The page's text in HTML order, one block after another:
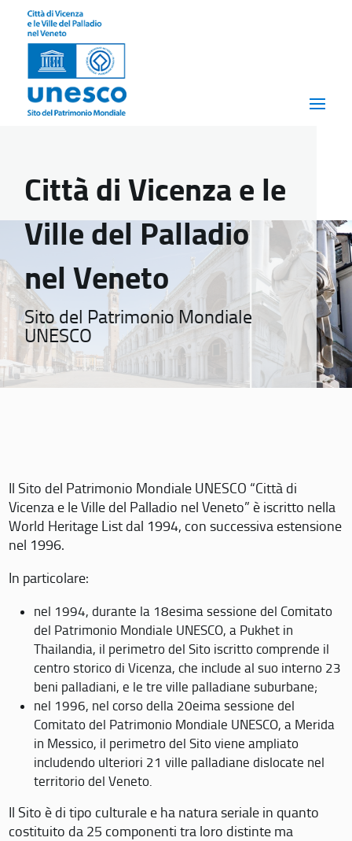
Città di Vicenza e le
Ville del Palladio
nel Veneto
Sito del Patrimonio Mondiale
UNESCO
Il Sito del Patrimonio Mondiale UNESCO “Città di
Vicenza e le Ville del Palladio nel Veneto” è iscritto nella
World Heritage List dal 1994, con successiva estensione
nel 1996.
In particolare:
nel 1994, durante la 18esima sessione del Comitato
del Patrimonio Mondiale UNESCO, a Pukhet in
Thailandia, il perimetro del Sito iscritto comprende il
centro storico di Vicenza, che include al suo interno 23
beni palladiani, e le tre ville palladiane suburbane;
nel 1996, nel corso della 20eima sessione del
Comitato del Patrimonio Mondiale UNESCO, a Merida
in Messico, il perimetro del Sito viene ampliato
includendo ulteriori 21 ville palladiane dislocate nel
territorio del Veneto.
Il Sito è di tipo culturale e ha natura seriale in quanto
costituito da 25 componenti tra loro distinte ma